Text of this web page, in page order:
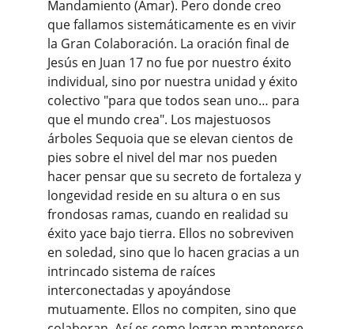
Mandamiento (Amar). Pero donde creo
que fallamos sistemáticamente es en vivir
la Gran Colaboración. La oración final de
Jesús en Juan 17 no fue por nuestro éxito
individual, sino por nuestra unidad y éxito
colectivo "para que todos sean uno… para
que el mundo crea". Los majestuosos
árboles Sequoia que se elevan cientos de
pies sobre el nivel del mar nos pueden
hacer pensar que su secreto de fortaleza y
longevidad reside en su altura o en sus
frondosas ramas, cuando en realidad su
éxito yace bajo tierra. Ellos no sobreviven
en soledad, sino que lo hacen gracias a un
intrincado sistema de raíces
interconectadas y apoyándose
mutuamente. Ellos no compiten, sino que